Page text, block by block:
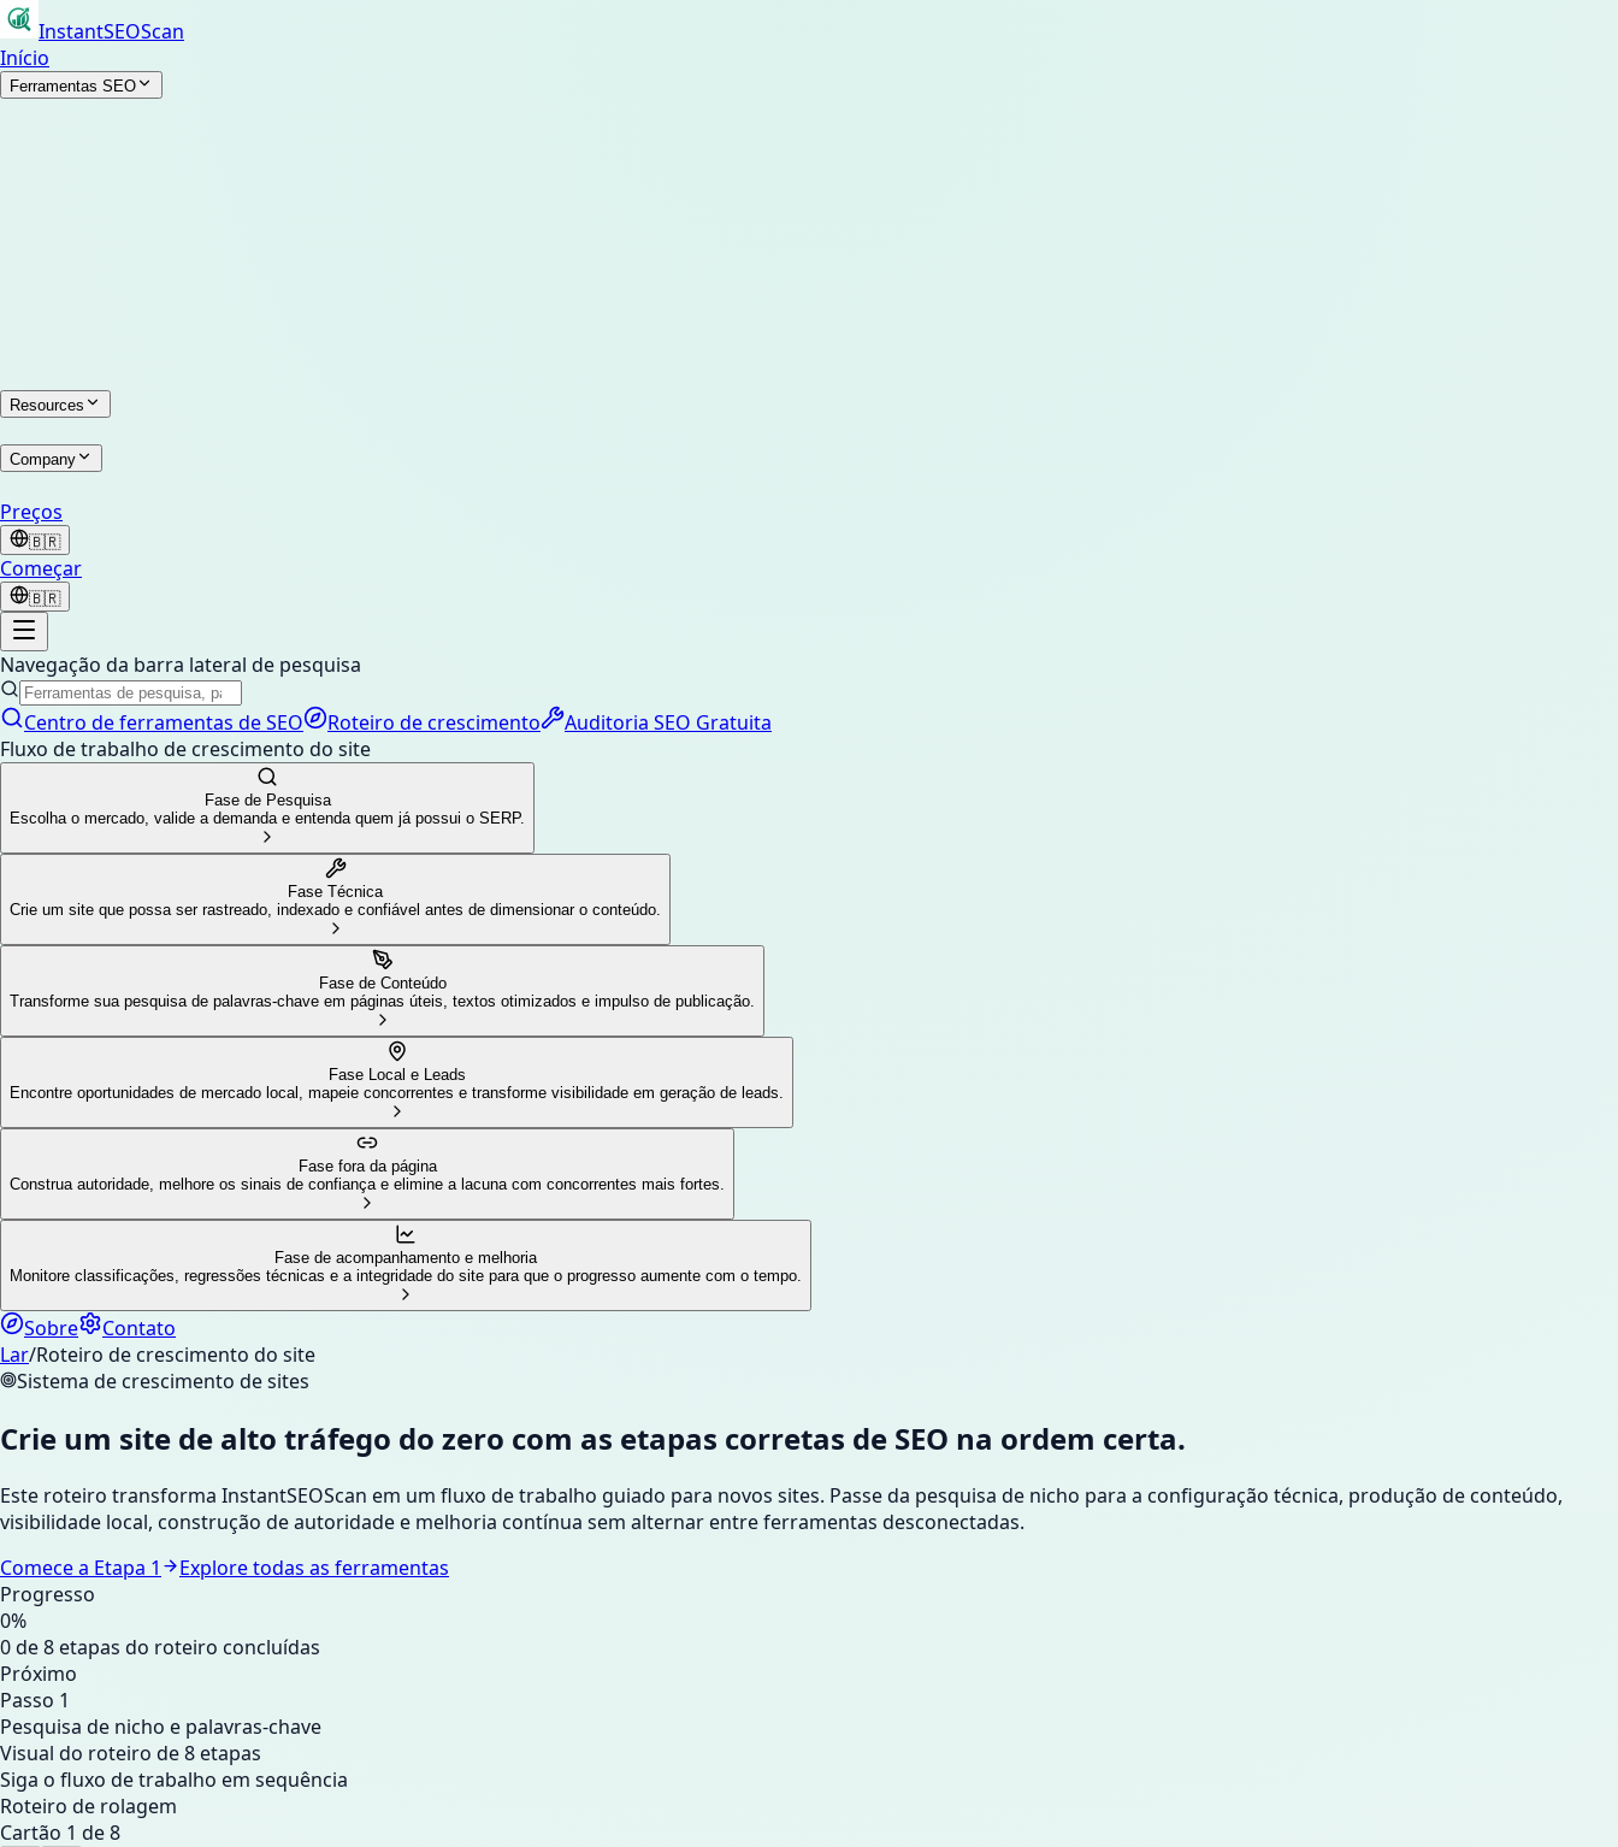
InstantSEOScan
Início
Ferramentas SEO
Resources
Company
Preços
🇧🇷
Começar
🇧🇷
Navegação da barra lateral de pesquisa
Centro de ferramentas de SEO Roteiro de crescimento
Auditoria SEO Gratuita
Fluxo de trabalho de crescimento do site
Fase de Pesquisa
Escolha o mercado, valide a demanda e entenda quem já possui o SERP.
Fase Técnica
Crie um site que possa ser rastreado, indexado e confiável antes de dimensionar o conteúdo.
Fase de Conteúdo
Transforme sua pesquisa de palavras-chave em páginas úteis, textos otimizados e impulso de publicação.
Fase Local e Leads
Encontre oportunidades de mercado local, mapeie concorrentes e transforme visibilidade em geração de leads.
Fase fora da página
Construa autoridade, melhore os sinais de confiança e elimine a lacuna com concorrentes mais fortes.
Fase de acompanhamento e melhoria
Monitore classificações, regressões técnicas e a integridade do site para que o progresso aumente com o tempo.
Sobre
Contato
Lar/Roteiro de crescimento do site
Sistema de crescimento de sites
Crie um site de alto tráfego do zero com as etapas corretas de SEO na ordem certa.
Este roteiro transforma InstantSEOScan em um fluxo de trabalho guiado para novos sites. Passe da pesquisa de nicho para a configuração técnica, produção de conteúdo,
visibilidade local, construção de autoridade e melhoria contínua sem alternar entre ferramentas desconectadas.
Comece a Etapa 1
Explore todas as ferramentas
Progresso
0%
0de8 etapas do roteiro concluídas
Próximo
Passo 1
Pesquisa de nicho e palavras-chave
Visual do roteiro de 8 etapas
Siga o fluxo de trabalho em sequência
Roteiro de rolagem
Cartão 1 de8